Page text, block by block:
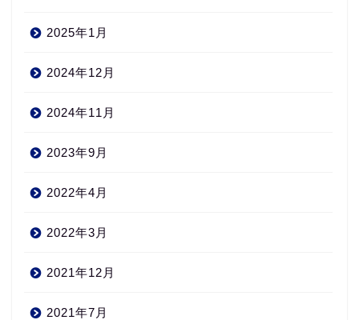
2025年1月
2024年12月
2024年11月
2023年9月
2022年4月
2022年3月
2021年12月
2021年7月